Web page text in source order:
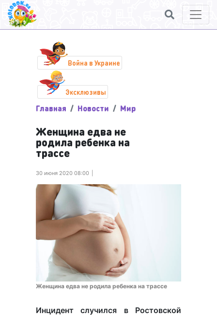
Война в Украине
Эксклюзивы
Главная Новости Мир
Женщина едва не
родила ребенка на
трассе
30 июня 2020 08:00
Женщина едва не родила ребенка на трассе
Инцидент случился в Ростовской